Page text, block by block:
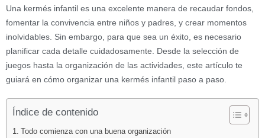
Una kermés infantil es una excelente manera de recaudar fondos,
fomentar la convivencia entre niños y padres, y crear momentos
inolvidables. Sin embargo, para que sea un éxito, es necesario
planificar cada detalle cuidadosamente. Desde la selección de
juegos hasta la organización de las actividades, este artículo te
guiará en cómo organizar una kermés infantil paso a paso.
Índice de contenido
Todo comienza con una buena organización